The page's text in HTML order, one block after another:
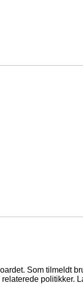
Som tilmeldt
politikker.